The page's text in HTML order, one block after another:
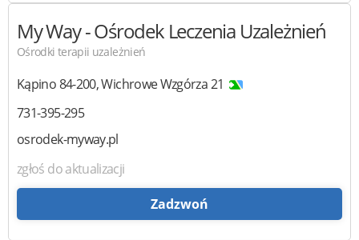
My Way- Ośrodek Leczenia Uzależnień
Ośrodki terapii uzależnień
Kąpino84-200,Wichrowe Wzgórza 21
731-395-295
osrodek-myway.pl
zgłoś do aktualizacji
Zadzwoń